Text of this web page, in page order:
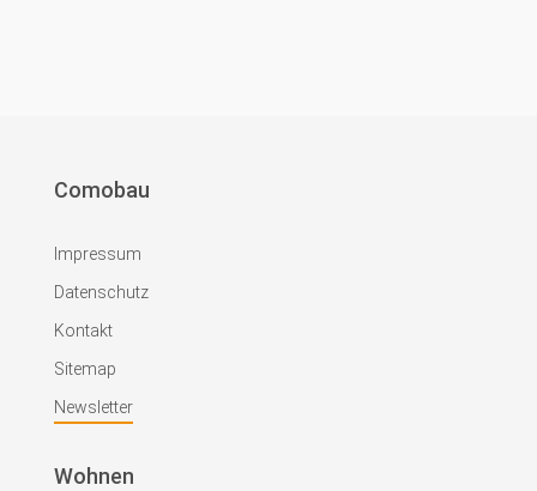
Comobau
Impressum
Datenschutz
Kontakt
Sitemap
Newsletter
Wohnen